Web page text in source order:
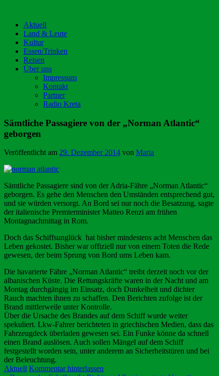
Aktuell
Land & Leute
Kultur
Essen/Trinken
Reisen
Über uns
Impressum
Kontakt
Partner
Radio Kreta
Sämtliche Passagiere von der „Norman Atlantic“
geborgen
Veröffentlicht am 29. Dezember 2014 von Maria
Sämtliche Passagiere sind von der Adria-Fähre „Norman Atlantic“
geborgen. Es gehe den Menschen den Umständen entsprechend gut,
und sie würden versorgt. An Bord sei nur noch die Besatzung, sagte
der italienische Premierminister Matteo Renzi am frühen
Montagnachmittag in Rom.
Doch das Schiffsunglück hat bisher mindestens acht Menschen das
Leben gekostet. Bisher war offiziell nur von einem Toten die Rede
gewesen, der beim Sprung von Bord ums Leben kam.
Die havarierte Fähre „Norman Atlantic“ treibt derzeit noch vor der
albanischen Küste. Die Rettungskräfte waren in der Nacht und am
Montag durchgängig im Einsatz, doch Dunkelheit und dichter
Rauch machten ihnen zu schaffen. Den Berichten zufolge ist der
Brand mittlerweile unter Kontrolle.
Über die Ursache des Brandes auf dem Schiff wurde weiter
spekuliert. Lkw-Fahrer berichteten in griechischen Medien, dass das
Fahrzeugdeck überladen gewesen sei. Ein Funke könne da schnell
einen Brand auslösen. Auch sollen Mängel auf dem Schiff
festgestellt worden sein, unter anderem an Sicherheitstüren und bei
der Beleuchtung.
Aktuell Kommentar hinterlassen